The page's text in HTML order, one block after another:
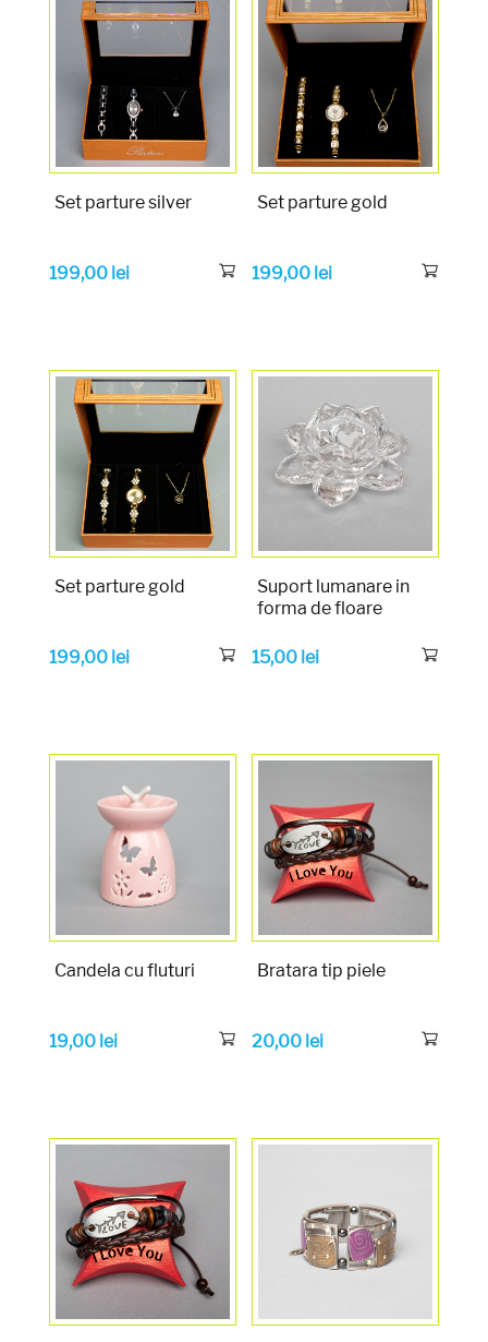
Set parture silver
199,00 lei
Set parture gold
199,00 lei
Set parture gold
199,00 lei
Suport lumanare in
forma de floare
15,00 lei
Candela cu fluturi
19,00 lei
Bratara tip piele
20,00 lei